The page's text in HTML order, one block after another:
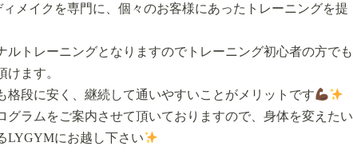
メイクを専門に、個々のお客様にあったトレーニングを提
ルトレーニングとなりますのでトレーニング初心者の方でも
ます。
格段に安く、継続して通いやすいことがメリットです
グラムをご案内させて頂いておりますので、身体を変えたい
LYGYMにお越し下さい